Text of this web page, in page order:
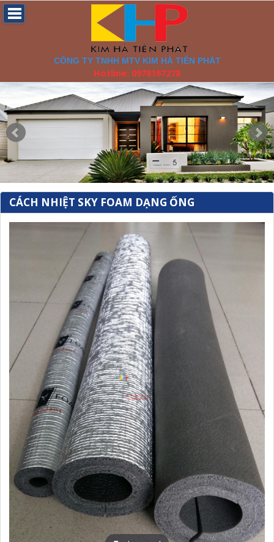
CÔNG TY TNHH MTV KIM HÀ TIẾN PHÁT
Hotline: 0978167278
CÁCH NHIỆT SKY FOAM DẠNG ỐNG